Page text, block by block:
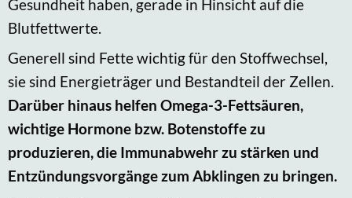
Gesundheit haben, gerade in Hinsicht auf die
Blutfettwerte.
Generell sind Fette wichtig für den Stoffwechsel,
sie sind Energieträger und Bestandteil der Zellen.
Darüber hinaus helfen Omega-3-Fettsäuren,
wichtige Hormone bzw. Botenstoffe zu
produzieren, die Immunabwehr zu stärken und
Entzündungsvorgänge zum Abklingen zu bringen.